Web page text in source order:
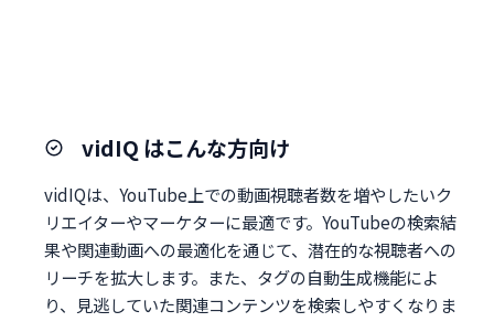
vidIQ はこんな方向け
vidIQは、YouTube上での動画視聴者数を増やしたいク
リエイターやマーケターに最適です。YouTubeの検索結
果や関連動画への最適化を通じて、潜在的な視聴者への
リーチを拡大します。また、タグの自動生成機能によ
り、見逃していた関連コンテンツを検索しやすくなりま